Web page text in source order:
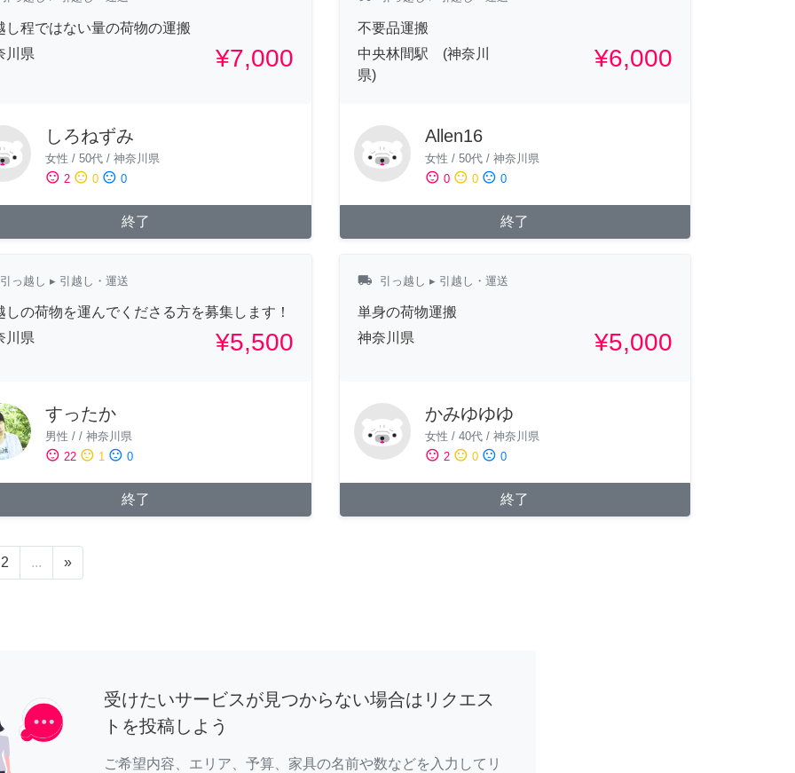
し程ではない量の荷物の運搬
川県
¥7,000
しろねずみ
女性 / 50代 / 神奈川県
sentiment_satisfied 2 sentiment_neutral 0 sentiment_dissatisfied 0
終了
不要品運搬
中央林間駅 (神奈川
県)
¥6,000
Allen16
女性 / 50代/ 神奈川県
sentiment_satisfied 0 sentiment_neutral 0 sentiment_dissatisfied 0
終了
引っ越し ▸ 引越し・運送
しの荷物を運んでくださる方を募集します！
川県
¥5,500
すったか
男性 / / 神奈川県
sentiment_satisfied 22 sentiment_neutral 1 sentiment_dissatisfied 0
終了
local_shipping 引っ越し ▸ 引越し・運送
単身の荷物運搬
神奈川県
¥5,000
かみゆゆゆ
女性 / 40代/ 神奈川県
sentiment_satisfied 2 sentiment_neutral 0 sentiment_dissatisfied 0
終了
2 ... »
受けたいサービスが見つからない場合はリクエス
トを投稿しよう
ご希望内容、エリア、予算、家具の名前や数などを入力してリ